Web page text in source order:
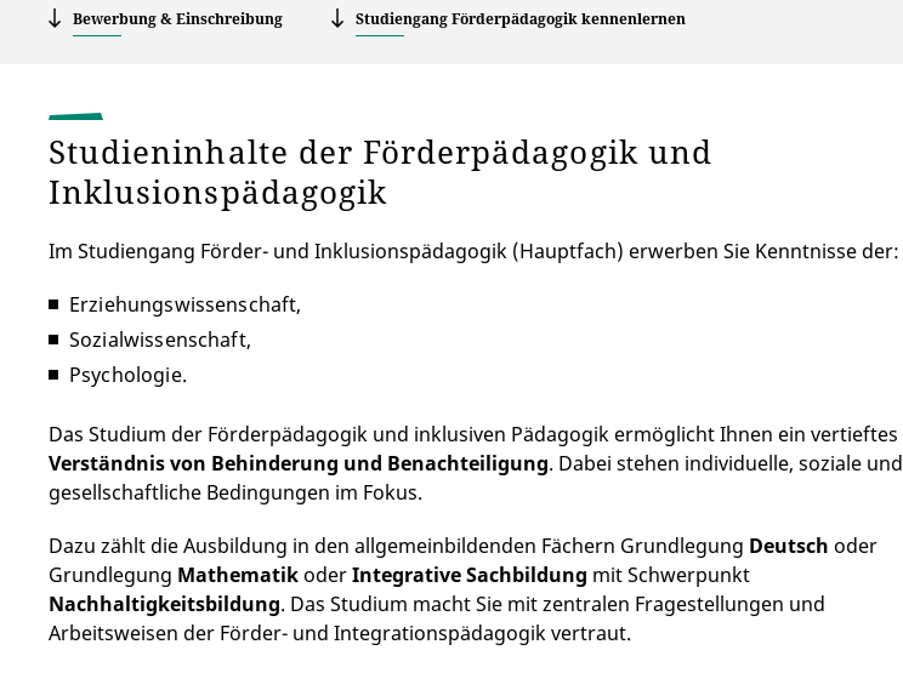
Bewerbung & Einschreibung Studiengang Förderpädagogik kennenlernen
Studieninhalte der Förderpädagogik und
Inklusionspädagogik
Im Studiengang Förder- und Inklusionspädagogik (Hauptfach) erwerben Sie Kenntnisse der:
Erziehungswissenschaft,
Sozialwissenschaft,
Psychologie.
Das Studium der Förderpädagogik und inklusiven Pädagogik ermöglicht Ihnen ein vertieftes
Verständnis von Behinderung und Benachteiligung. Dabei stehen individuelle, soziale und
gesellschaftliche Bedingungen im Fokus.
Dazu zählt die Ausbildung in den allgemeinbildenden Fächern Grundlegung Deutsch oder
Grundlegung Mathematik oderIntegrative Sachbildung mit Schwerpunkt
Nachhaltigkeitsbildung. Das Studium macht Sie mit zentralen Fragestellungen und
Arbeitsweisen der Förder- und Integrationspädagogik vertraut.